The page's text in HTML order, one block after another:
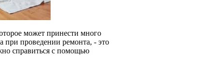
может принести много
при проведении ремонта, - это
справиться с помощью